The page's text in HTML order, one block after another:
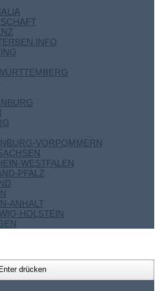
VORPOMMERN
WESTFALEN
PFALZ
ANHALT
HOLSTEIN